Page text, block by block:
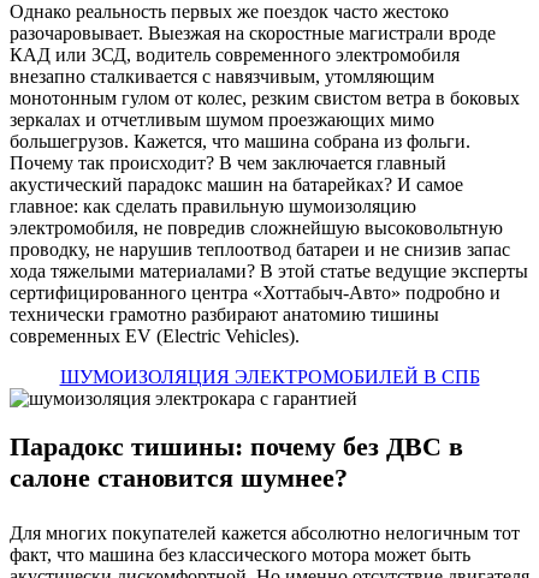
Однако реальность первых же поездок часто жестоко
разочаровывает. Выезжая на скоростные магистрали вроде
КАД или ЗСД, водитель современного электромобиля
внезапно сталкивается с навязчивым, утомляющим
монотонным гулом от колес, резким свистом ветра в боковых
зеркалах и отчетливым шумом проезжающих мимо
большегрузов. Кажется, что машина собрана из фольги.
Почему так происходит? В чем заключается главный
акустический парадокс машин на батарейках? И самое
главное: как сделать правильную шумоизоляцию
электромобиля, не повредив сложнейшую высоковольтную
проводку, не нарушив теплоотвод батареи и не снизив запас
хода тяжелыми материалами? В этой статье ведущие эксперты
сертифицированного центра «Хоттабыч-Авто» подробно и
технически грамотно разбирают анатомию тишины
современных EV (Electric Vehicles).
ШУМОИЗОЛЯЦИЯ ЭЛЕКТРОМОБИЛЕЙ В СПБ
Парадокс тишины: почему без ДВС в
салоне становится шумнее?
Для многих покупателей кажется абсолютно нелогичным тот
факт, что машина без классического мотора может быть